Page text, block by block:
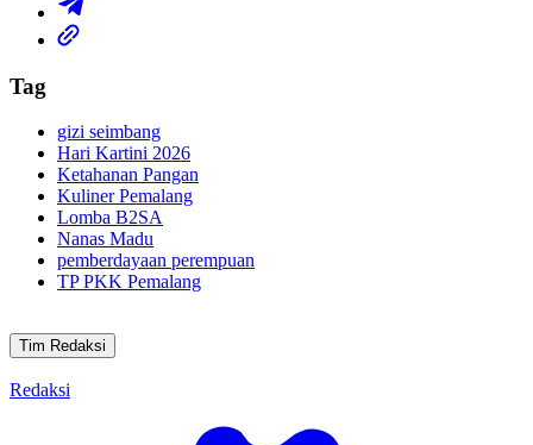
Tag
gizi seimbang
Hari Kartini 2026
Ketahanan Pangan
Kuliner Pemalang
Lomba B2SA
Nanas Madu
pemberdayaan perempuan
TP PKK Pemalang
Tim Redaksi
Redaksi